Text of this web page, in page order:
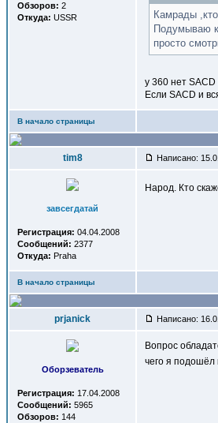
Обзоров: 2
Откуда: USSR
Камрады
Подумываю
просто
у 360 нет
Если SACD и
В начало страницы
tim8 Написано:
завсегдатай
Регистрация: 04.04.2008
Сообщений: 2377
Откуда: Praha
Народ. Кто
В начало страницы
prjanick Написано:
Оборзеватель
Регистрация: 17.04.2008
Сообщений: 5965
Обзоров: 144
Вопрос
чего я подошёл